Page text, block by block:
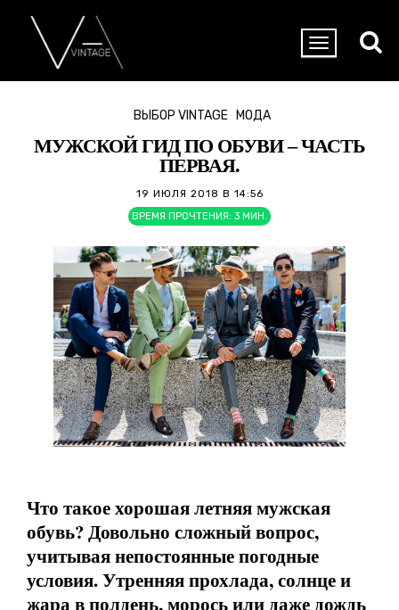
ВЫБОР VINTAGE МОДА
МУЖСКОЙ ГИД ПО ОБУВИ – ЧАСТЬ
ПЕРВАЯ.
19 ИЮЛЯ 2018 В 14:56
ВРЕМЯ ПРОЧТЕНИЯ: 3 МИН.
Что такое хорошая летняя мужская
обувь? Довольно сложный вопрос,
учитывая непостоянные погодные
условия. Утренняя прохлада, солнце и
жара в полдень, морось или даже дождь